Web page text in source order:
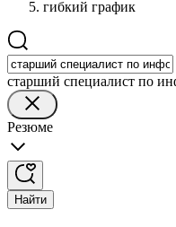
гибкий график
старший специалист по
Резюме
Найти